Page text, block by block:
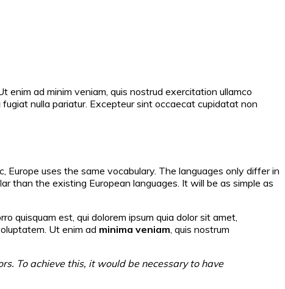
enim ad minim veniam, quis nostrud exercitation ullamco
nulla pariatur. Excepteur sint occaecat cupidatat non
Europe uses the same vocabulary. The languages only differ in
than the existing European languages. It will be as simple as
quisquam est, qui dolorem ipsum quia dolor sit amet,
Ut enim ad minima veniam , quis nostrum
To achieve this, it would be necessary to have